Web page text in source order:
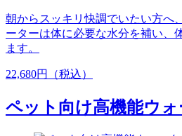
朝からスッキリ快調でいたい方へ
ーターは体に必要な水分を補い、
ます。
22,680円（税込）
ペット向け高機能ウォ